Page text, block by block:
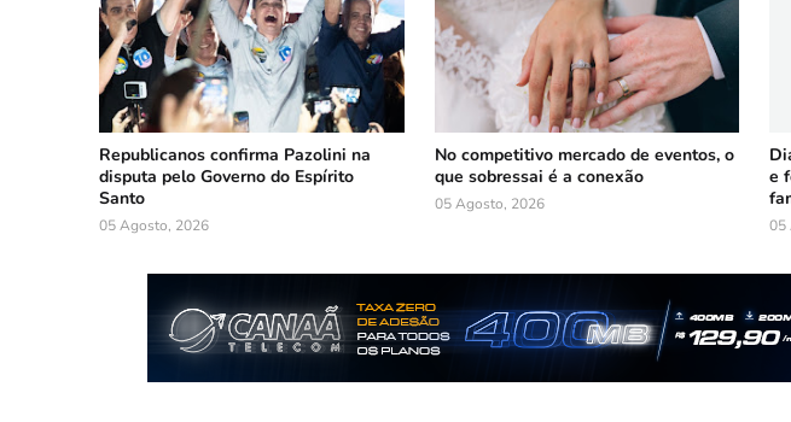
Republicanos confirma Pazolini na
disputa pelo Governo do Espírito
Santo
05 Agosto, 2026
No competitivo mercado de eventos, o
que sobressai é a conexão
05 Agosto, 2026
e
05